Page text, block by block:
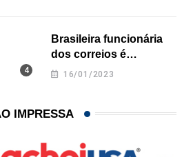
Brasileira funcionária
dos correios é
assassinada a facadas
16/01/2023
IMPRESSA